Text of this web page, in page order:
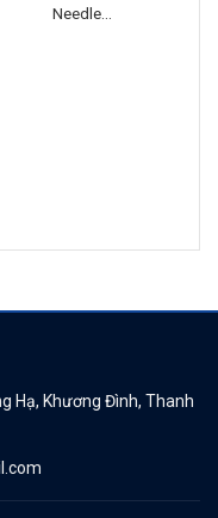
Needle...
Hạ, Khương Đình, Thanh